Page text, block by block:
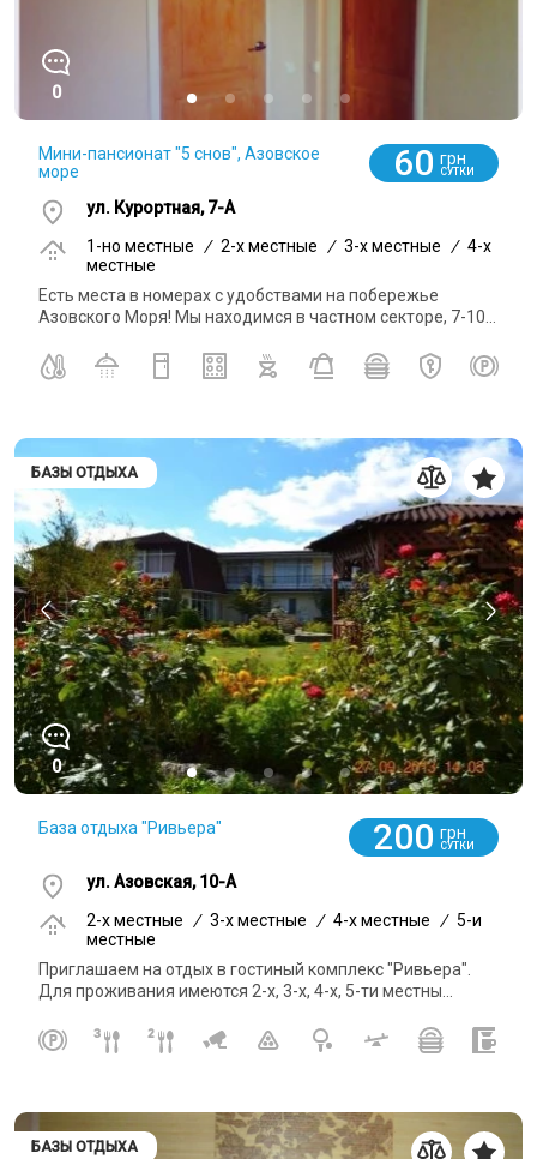
0
Мини-пансионат "5 снов", Азовское
море
60 грн
СУТКИ
ул. Курортная, 7-А
1-но местные
/ 2-x местные / 3-x местные / 4-x
местные
Есть места в номерах с удобствами на побережье
Азовского Моря! Мы находимся в частном секторе, 7-10...
БАЗЫ ОТДЫХА
0
База отдыха "Ривьера" 200 грн
СУТКИ
ул. Азовская, 10-А
2-x местные
/ 3-x местные / 4-x местные / 5-и
местные
Приглашаем на отдых в гостиный комплекс "Ривьера".
Для проживания имеются 2-х, 3-х, 4-х, 5-ти местны...
БАЗЫ ОТДЫХА